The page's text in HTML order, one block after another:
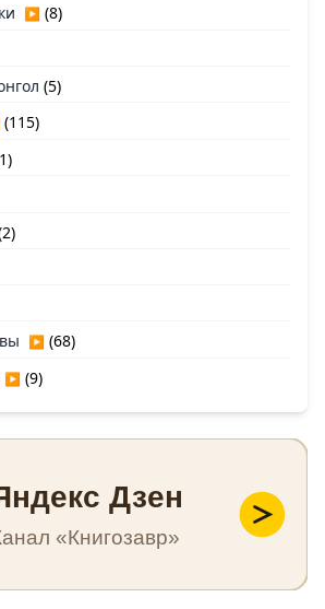
▶ (8)
(5)
(115)
▶ (68)
▶ (9)
Дзен
«Книгозавр»